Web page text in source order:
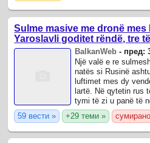
Sulme masive me dronë
Yaroslavli goditet rëndë, tre
BalkanWeb - пред:
Një valë e re
natës si Rusinë
luftimet mes dy
lartë. Në qytetin rus
tymi të zi u panë të
sulmi me dronë
59 вести » +29 теми »